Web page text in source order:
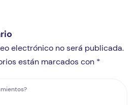
electrónico no será publicada.
están marcados con *